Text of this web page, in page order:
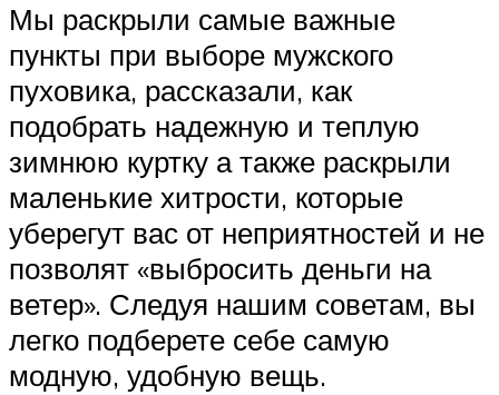
Мы раскрыли самые важные
пункты при выборе мужского
пуховика, рассказали, как
подобрать надежную и теплую
зимнюю куртку а также раскрыли
маленькие хитрости, которые
уберегут вас от неприятностей и не
позволят «выбросить деньги на
ветер». Следуя нашим советам, вы
легко подберете себе самую
модную, удобную вещь.